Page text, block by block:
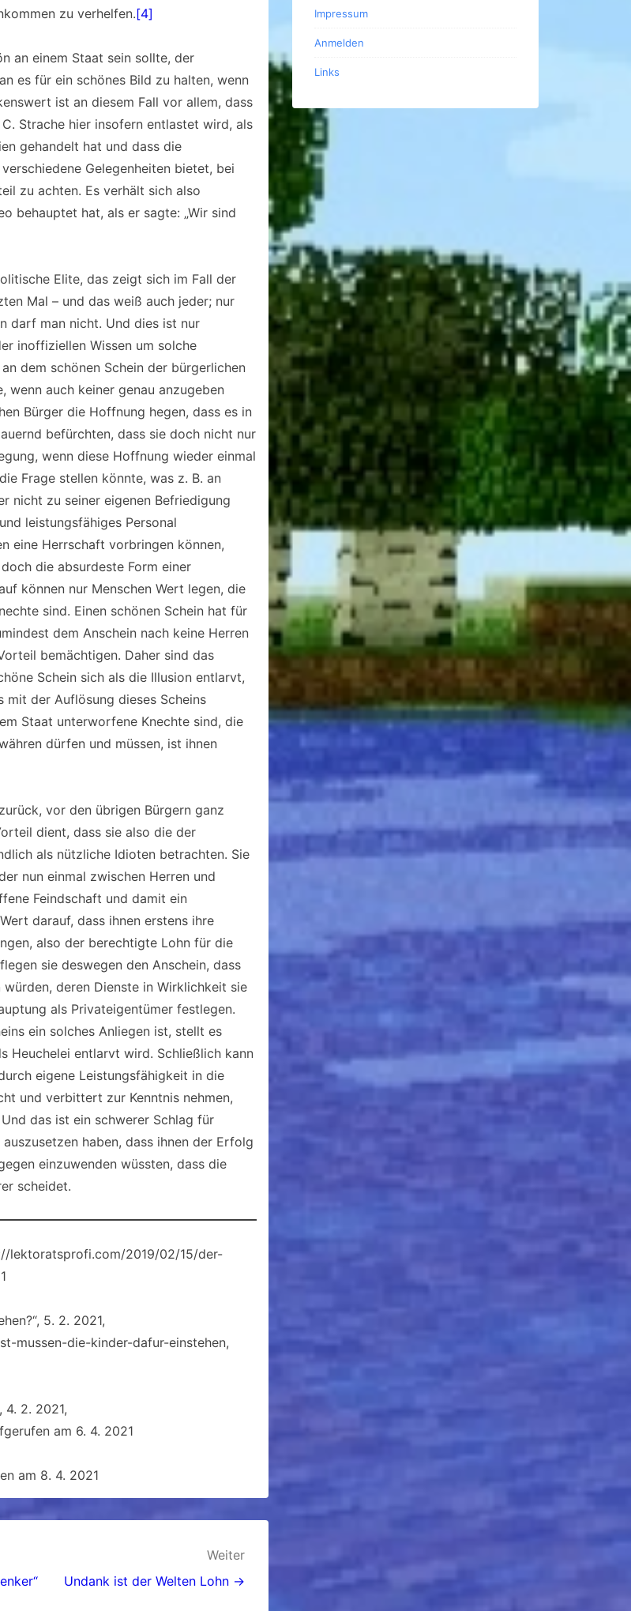
zu verhelfen.[4]
an einem Staat sein sollte, der
es für ein schönes Bild zu halten, wenn
ist an diesem Fall vor allem, dass
Strache hier insofern entlastet wird, als
gehandelt hat und dass die
Gelegenheiten bietet, bei
zu achten. Es verhält sich also
behauptet hat, als er sagte: „Wir sind
Elite, das zeigt sich im Fall der
Mal – und das weiß auch jeder; nur
darf man nicht. Und dies ist nur
inoffiziellen Wissen um solche
dem schönen Schein der bürgerlichen
wenn auch keiner genau anzugeben
Bürger die Hoffnung hegen, dass es in
befürchten, dass sie doch nicht nur
wenn diese Hoffnung wieder einmal
Frage stellen könnte, was z. B. an
nicht zu seiner eigenen Befriedigung
leistungsfähiges Personal
eine Herrschaft vorbringen können,
die absurdeste Form einer
können nur Menschen Wert legen, die
sind. Einen schönen Schein hat für
dem Anschein nach keine Herren
bemächtigen. Daher sind das
Schein sich als die Illusion entlarvt,
mit der Auflösung dieses Scheins
Staat unterworfene Knechte sind, die
dürfen und müssen, ist ihnen
vor den übrigen Bürgern ganz
dient, dass sie also die der
als nützliche Idioten betrachten. Sie
nun einmal zwischen Herren und
Feindschaft und damit ein
darauf, dass ihnen erstens ihre
also der berechtigte Lohn für die
sie deswegen den Anschein, dass
deren Dienste in Wirklichkeit sie
als Privateigentümer festlegen.
ein solches Anliegen ist, stellt es
Heuchelei entlarvt wird. Schließlich kann
eigene Leistungsfähigkeit in die
und verbittert zur Kenntnis nehmen,
das ist ein schwerer Schlag für
haben, dass ihnen der Erfolg
einzuwenden wüssten, dass die
scheidet.
lektoratsprofi.com/2019/02/15/der-
5. 2. 2021,
mussen-die-kinder-dafur-einstehen,
2. 2021,
am 6. 4. 2021
am 8. 4. 2021
Weiter
Undank ist der Welten Lohn →
Impressum
Anmelden
Links